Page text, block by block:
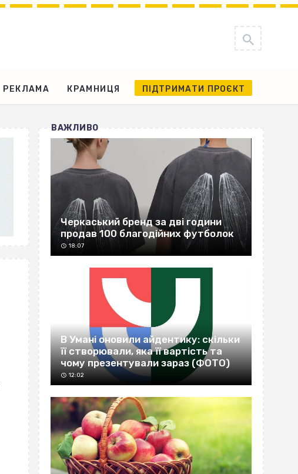
РЕКЛАМА КРАМНИЦЯ ПІДТРИМАТИ ПРОЄКТ
ВАЖЛИВО
Черкаський бренд за дві години
продав 100 благодійних футболок
18:07
В Умані оновили айдентику: скільки
її створювали, яка її вартість та
чому презентували зараз (ФОТО)
12:02